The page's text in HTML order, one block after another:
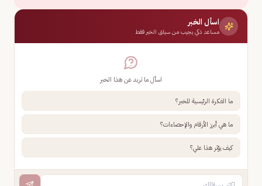
اسأل الخبر
مساعد ذكي يجيب من سياق الخبر فقط
اسأل ما تريد عن هذا الخبر
ما الفكرة الرئيسية للخبر؟
ما هي أبرز الأرقام والإحصاءات؟
كيف يؤثر هذا علي؟